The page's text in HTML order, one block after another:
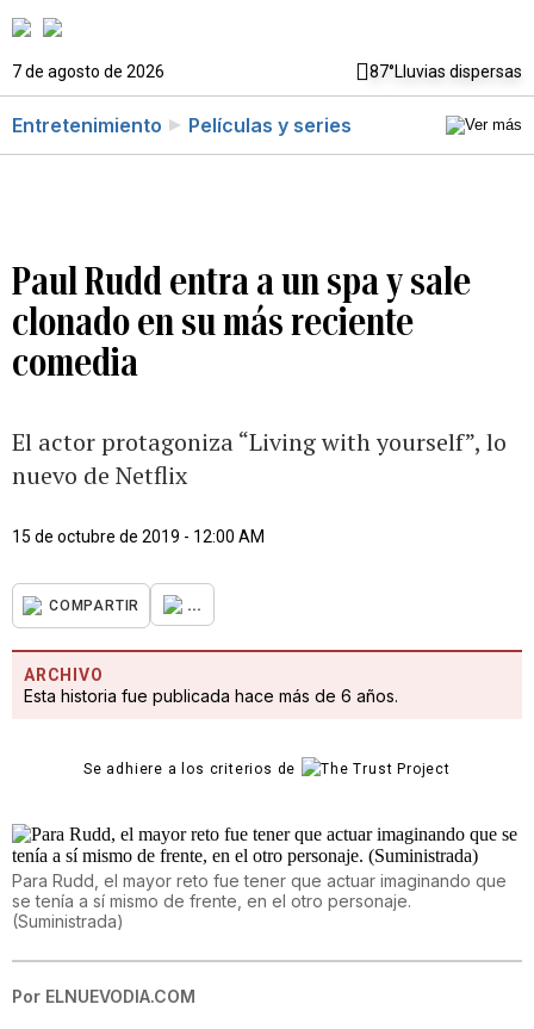
7 de agosto de 2026 87°Lluvias dispersas
Entretenimiento Películas y series
Paul Rudd entra a un spa y sale
clonado en su más reciente
comedia
El actor protagoniza “Living with yourself”, lo
nuevo de Netflix
15 de octubre de 2019 - 12:00 AM
COMPARTIR ...
ARCHIVO
Esta historia fue publicada hace más de 6 años.
Se adhiere a los criterios de
Para Rudd, el mayor reto fue tener que actuar imaginando que
se tenía a sí mismo de frente, en el otro personaje.
(Suministrada)
Por ELNUEVODIA.COM